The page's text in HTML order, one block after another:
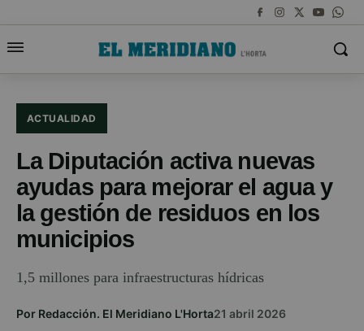
ACTUALIDAD
La Diputación activa nuevas
ayudas para mejorar el agua y
la gestión de residuos en los
municipios
1,5 millones para infraestructuras hídricas
Por Redacción. El Meridiano L'Horta21 abril 2026